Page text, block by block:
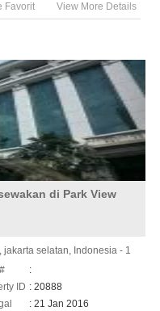
Favorit View More Details
di Park View
selatan, Indonesia - 1
:
ID : 20888
: 21 Jan 2016